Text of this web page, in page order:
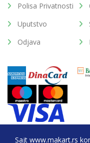
Sajt www.makart.rs
Polisa Privatnosti
Uputstvo
Odjava